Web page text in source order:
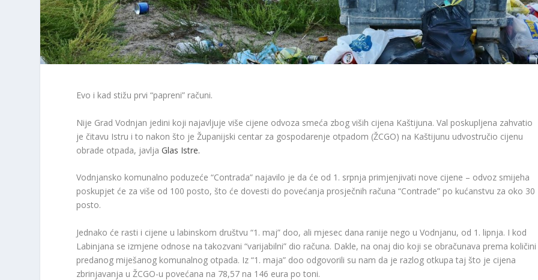
Evo i kad stižu prvi “papreni” računi.
Nije Grad Vodnjan jedini koji najavljuje više cijene odvoza smeća zbog viših cijena Kaštijuna. Val poskupljena zahvatio
je čitavu Istru i to nakon što je Županijski centar za gospodarenje otpadom (ŽCGO) na Kaštijunu udvostručio cijenu
obrade otpada, javljaGlas Istre.
Vodnjansko komunalno poduzeće “Contrada” najavilo je da će od 1. srpnja primjenjivati ​​nove cijene – odvoz smijeha
poskupjet će za više od 100 posto, što će dovesti do povećanja prosječnih računa “Contrade” po kućanstvu za oko 30
posto.
Jednako će rasti i cijene u labinskom društvu “1. maj” doo, ali mjesec dana ranije nego u Vodnjanu, od 1. lipnja. I kod
Labinjana se izmjene odnose na takozvani “varijabilni” dio računa. Dakle, na onaj dio koji se obračunava prema količini
predanog miješanog komunalnog otpada. Iz “1. maja” doo odgovorili su nam da je razlog otkupa taj što je cijena
zbrinjavanja u ŽCGO-u povećana na 78,57 na 146 eura po toni.